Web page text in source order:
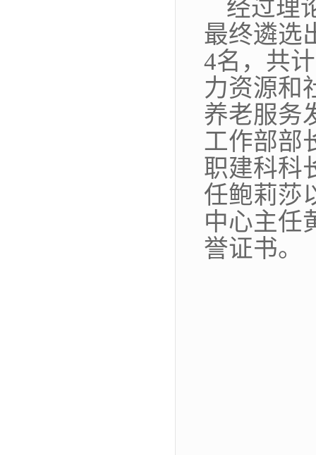
经过理
最终遴选
4名，共
力资源和
养老服务
工作部部
职建科科
任鲍莉莎
中心主任
誉证书。